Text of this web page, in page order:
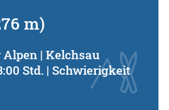
m)
| Kelchsau
Std. | Schwierigkeit